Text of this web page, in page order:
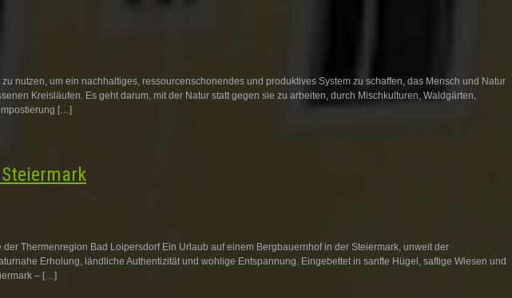
nutzen, um ein nachhaltiges, ressourcenschonendes und produktives System zu schaffen, das Mensch und Natur
Kreisläufen. Es geht darum, mit der Natur statt gegen sie zu arbeiten, durch Mischkulturen, Waldgärten,
[…]
Thermenregion Bad Loipersdorf Ein Urlaub auf einem Bergbauernhof in der Steiermark, unweit der
Erholung, ländliche Authentizität und wohlige Entspannung. Eingebettet in sanfte Hügel, saftige Wiesen und
– […]